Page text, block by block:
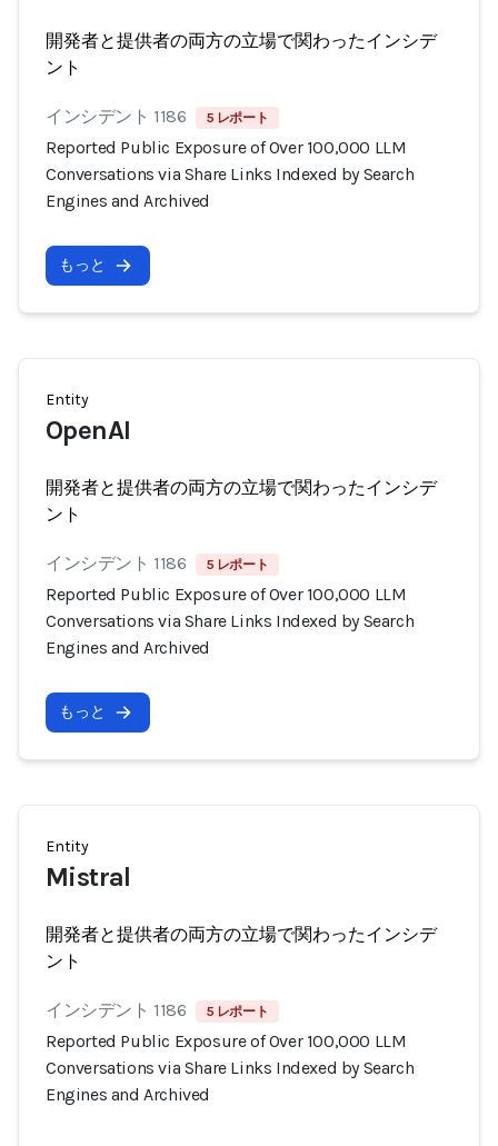
開発者と提供者の両方の立場で関わったインシデ
ント
インシデント 1186 5 レポート
Reported Public Exposure of Over 100,000 LLM
Conversations via Share Links Indexed by Search
Engines and Archived
もっと
Entity
OpenAI
開発者と提供者の両方の立場で関わったインシデ
ント
インシデント 1186 5 レポート
Reported Public Exposure of Over 100,000 LLM
Conversations via Share Links Indexed by Search
Engines and Archived
もっと
Entity
Mistral
開発者と提供者の両方の立場で関わったインシデ
ント
インシデント 1186 5 レポート
Reported Public Exposure of Over 100,000 LLM
Conversations via Share Links Indexed by Search
Engines and Archived